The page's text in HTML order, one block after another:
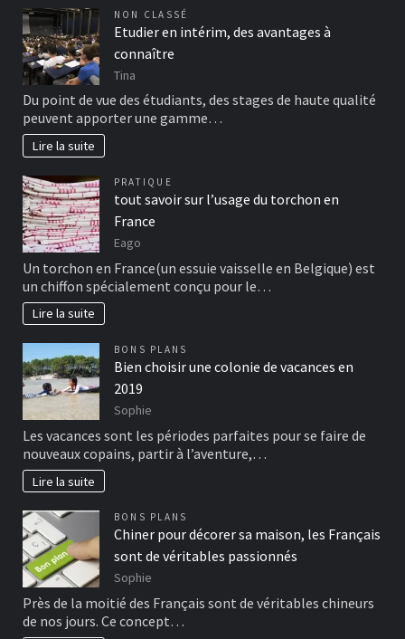
NON CLASSÉ
Etudier en intérim, des avantages à
connaître
Tina
Du point de vue des étudiants, des stages de haute qualité
peuvent apporter une gamme…
Lire la suite
PRATIQUE
tout savoir sur l’usage du torchon en
France
Eago
Un torchon en France(un essuie vaisselle en Belgique) est
un chiffon spécialement conçu pour le…
Lire la suite
BONS PLANS
Bien choisir une colonie de vacances en
2019
Sophie
Les vacances sont les périodes parfaites pour se faire de
nouveaux copains, partir à l’aventure,…
Lire la suite
BONS PLANS
Chiner pour décorer sa maison, les Français
sont de véritables passionnés
Sophie
Près de la moitié des Français sont de véritables chineurs
de nos jours. Ce concept…